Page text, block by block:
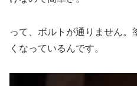
って、ボルトが通りません。
くなっているんです。